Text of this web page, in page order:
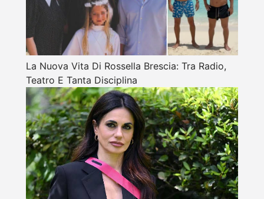
La Nuova Vita Di Rossella Brescia: Tra Radio,
Teatro E Tanta Disciplina